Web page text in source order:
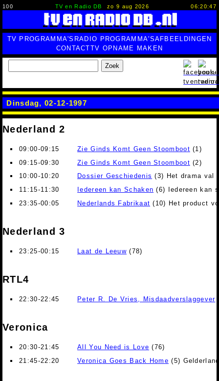
100 TV en Radio DB zo 9 aug 2026 06:20:48
TV PROGRAMMA'S RADIO PROGRAMMA'SAFBEELDINGEN
CONTACTTV OPNAME MAKEN
Zoek
Dinsdag, 02-12-1997
Nederland 2
09:00-09:15 Zie Ginds Komt Geen Stoomboot (1)
09:15-09:30
Zie Ginds Komt Geen Stoomboot (2)
10:00-10:20
Dossier Geschiedenis (3) Het drama val
11:15-11:30
Iedereen kan Schaken (6) Iedereen kan
23:35-00:05
Nederlands Fabrikaat (10) Het product
Nederland 3
23:25-00:15 Laat de Leeuw (78)
RTL4
22:30-22:45 Peter R. De Vries, Misdaadverslaggever
Veronica
20:30-21:45 All You Need is Love (76)
21:45-22:20
Veronica Goes Back Home (5)